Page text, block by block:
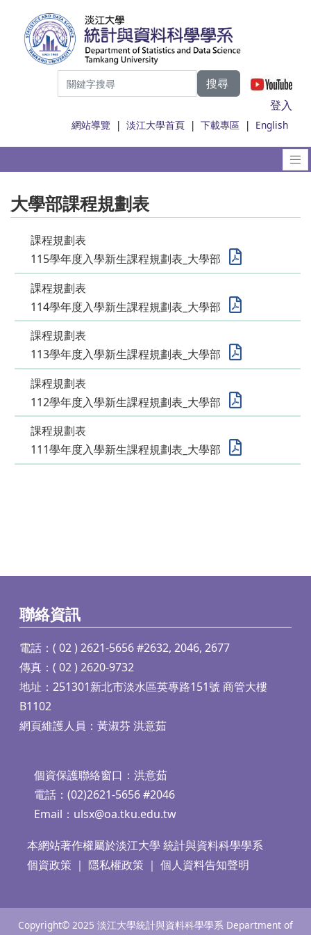
搜尋
登入
網站導覽 |淡江大學首頁 |下載專區 | English
大學部課程規劃表
課程規劃表
115學年度入學新生課程規劃表_大學部
課程規劃表
114學年度入學新生課程規劃表_大學部
課程規劃表
113學年度入學新生課程規劃表_大學部
課程規劃表
112學年度入學新生課程規劃表_大學部
課程規劃表
111學年度入學新生課程規劃表_大學部
聯絡資訊
電話：( 02 ) 2621-5656 #2632, 2046, 2677
傳真：( 02 ) 2620-9732
地址：251301新北市淡水區英專路151號 商管大樓
B1102
網頁維護人員：黃淑芬 洪意茹
個資保護聯絡窗口：洪意茹
電話：(02)2621-5656 #2046
Email： ulsx@oa.tku.edu.tw
本網站著作權屬於淡江大學 統計與資料科學學系
個資政策｜ 隱私權政策｜ 個人資料告知聲明
Copyright© 2025 淡江大學統計與資料科學學系 Department of